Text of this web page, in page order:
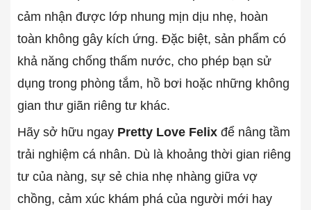
cảm nhận được lớp nhung mịn dịu nhẹ, hoàn
toàn không gây kích ứng. Đặc biệt, sản phẩm có
khả năng chống thấm nước, cho phép bạn sử
dụng trong phòng tắm, hồ bơi hoặc những không
gian thư giãn riêng tư khác.
Hãy sở hữu ngay Pretty Love Felix để nâng tầm
trải nghiệm cá nhân. Dù là khoảng thời gian riêng
tư của nàng, sự sẻ chia nhẹ nhàng giữa vợ
chồng, cảm xúc khám phá của người mới hay